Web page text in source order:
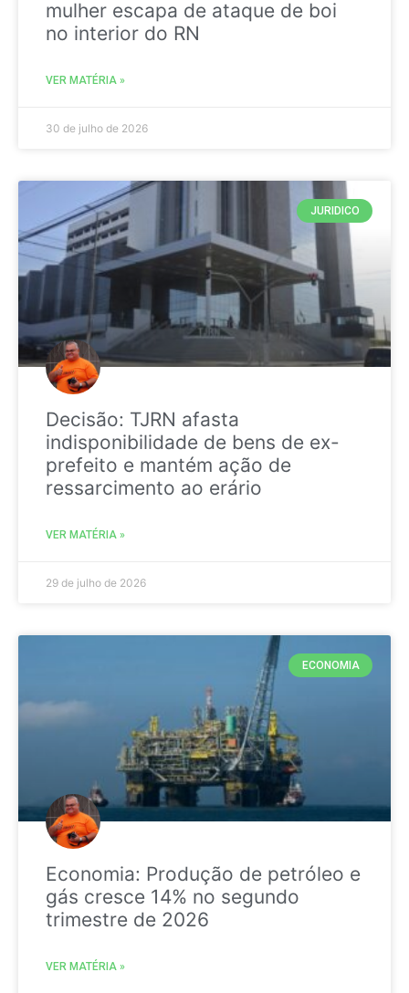
mulher escapa de ataque de boi
no interior do RN
VER MATÉRIA »
30 de julho de 2026
JURIDICO
Decisão: TJRN afasta
indisponibilidade de bens de ex-
prefeito e mantém ação de
ressarcimento ao erário
VER MATÉRIA »
29 de julho de 2026
ECONOMIA
Economia: Produção de petróleo e
gás cresce 14% no segundo
trimestre de 2026
VER MATÉRIA »